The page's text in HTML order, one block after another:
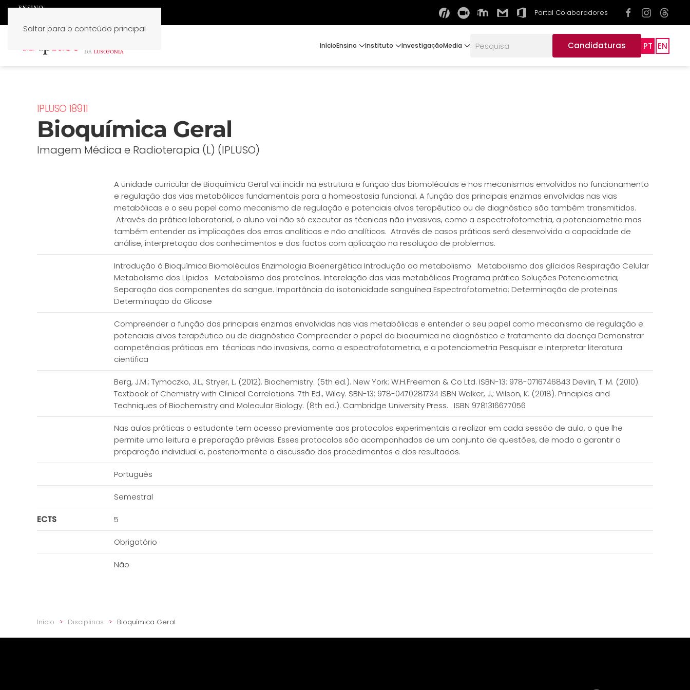
Saltar para o conteúdo principal
Portal Colaboradores
InícioEnsino Instituto InvestigaçãoMedia Candidaturas PT EN
IPLUSO 18911
Bioquímica Geral
Imagem Médica e Radioterapia (L) (IPLUSO)
A unidade curricular de Bioquímica Geral vai incidir na estrutura e função das biomoléculas e nos mecanismos envolvidos no funcionamento
e regulação das vias metabólicas fundamentais para a homeostasia funcional. A função das principais enzimas envolvidas nas vias
metabólicas e o seu papel como mecanismo de regulação e potenciais alvos terapêutico ou de diagnóstico são também transmitidos.
Através da prática laboratorial, o aluno vai não só executar as técnicas não invasivas, como a espectrofotometria, a potenciometria mas
também entender as implicações dos erros analíticos e não analíticos. Através de casos práticos será desenvolvida a capacidade de
análise, interpretação dos conhecimentos e dos factos com aplicação na resolução de problemas.
Introdução à Bioquímica Biomoléculas Enzimologia Bioenergética Introdução ao metabolismo Metabolismo dos glícidos Respiração Celular
Metabolismo dos Lípidos Metabolismo das proteínas. Interelação das vias metabólicas Programa prático Soluções Potenciometria;
Separação dos componentes do sangue. Importância da isotonicidade sanguínea Espectrofotometria; Determinação de proteinas
Determinação da Glicose
Compreender a função das principais enzimas envolvidas nas vias metabólicas e entender o seu papel como mecanismo de regulação e
potenciais alvos terapêutico ou de diagnóstico Compreender o papel da bioquimica no diagnóstico e tratamento da doença Demonstrar
competências práticas em técnicas não invasivas, como a espectrofotometria, e a potenciometria Pesquisar e interpretar literatura
cientifica
Berg, J.M.; Tymoczko, J.L.; Stryer, L. (2012). Biochemistry. (5th ed.). New York: W.H.Freeman & Co Ltd. ISBN-13: 978-0716746843 Devlin, T. M. (2010).
Textbook of Chemistry with Clinical Correlations. 7th Ed., Wiley. SBN-13: 978-0470281734 ISBN Walker, J.; Wilson, K. (2018). Principles and
Techniques of Biochemistry and Molecular Biology. (8th ed.). Cambridge University Press. . ISBN 9781316677056
Nas aulas práticas o estudante tem acesso previamente aos protocolos experimentais a realizar em cada sessão de aula, o que lhe
permite uma leitura e preparação prévias. Esses protocolos são acompanhados de um conjunto de questões, de modo a garantir a
preparação individual e, posteriormente a discussão dos procedimentos e dos resultados.
Português
Semestral
ECTS 5
Obrigatório
Não
Início Disciplinas Bioquímica Geral